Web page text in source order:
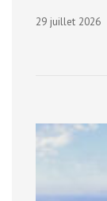
29 juillet 2026